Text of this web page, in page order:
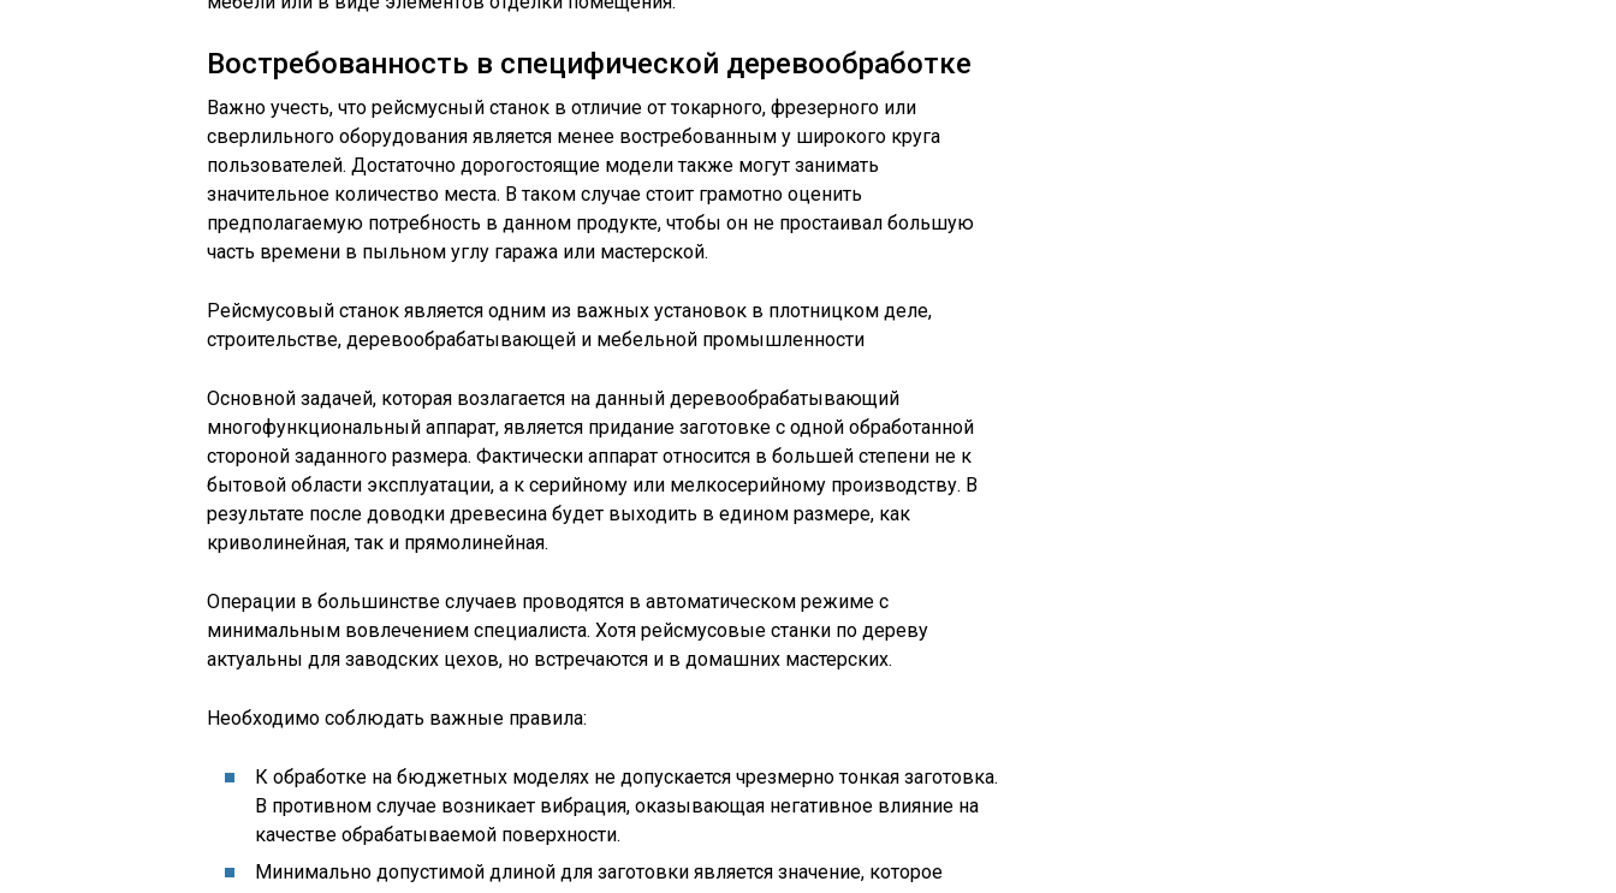
Востребованность в специфической деревообработке
Важно учесть, что рейсмусный станок в отличие от токарного, фрезерного или
сверлильного оборудования является менее востребованным у широкого круга
пользователей. Достаточно дорогостоящие модели также могут занимать
значительное количество места. В таком случае стоит грамотно оценить
предполагаемую потребность в данном продукте, чтобы он не простаивал большую
часть времени в пыльном углу гаража или мастерской.
Рейсмусовый станок является одним из важных установок в плотницком деле,
строительстве, деревообрабатывающей и мебельной промышленности
Основной задачей, которая возлагается на данный деревообрабатывающий
многофункциональный аппарат, является придание заготовке с одной обработанной
стороной заданного размера. Фактически аппарат относится в большей степени не к
бытовой области эксплуатации, а к серийному или мелкосерийному производству. В
результате после доводки древесина будет выходить в едином размере, как
криволинейная, так и прямолинейная.
Операции в большинстве случаев проводятся в автоматическом режиме с
минимальным вовлечением специалиста. Хотя рейсмусовые станки по дереву
актуальны для заводских цехов, но встречаются и в домашних мастерских.
Необходимо соблюдать важные правила:
К обработке на бюджетных моделях не допускается чрезмерно тонкая заготовка.
В противном случае возникает вибрация, оказывающая негативное влияние на
качестве обрабатываемой поверхности.
Минимально допустимой длиной для заготовки является значение, которое